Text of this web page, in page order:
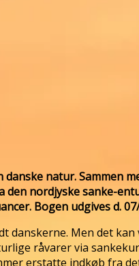
natur.
den nordjyske sanke-
Bogen udgives d.
danskerne. Men det
råvarer via
erstatte indkøb fra